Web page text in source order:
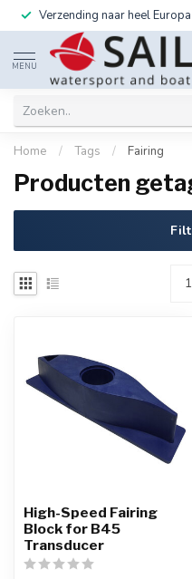
Verzending naar heel Europa
MENU
Home / Tags / Fairing
Producten
High-Speed Fairing
Block for B45
Transducer